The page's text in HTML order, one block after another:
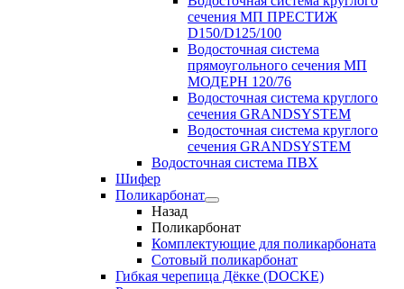
сечения МП ПРЕСТИЖ
D150/D125/100
Водосточная система
прямоугольного сечения МП
МОДЕРН 120/76
Водосточная система круглого
сечения GRANDSYSTEM
Водосточная система круглого
сечения GRANDSYSTEM
Водосточная система ПВХ
Шифер
Поликарбонат
Назад
Поликарбонат
Комплектующие для поликарбоната
Сотовый поликарбонат
Гибкая черепица Дёкке (DOCKE)